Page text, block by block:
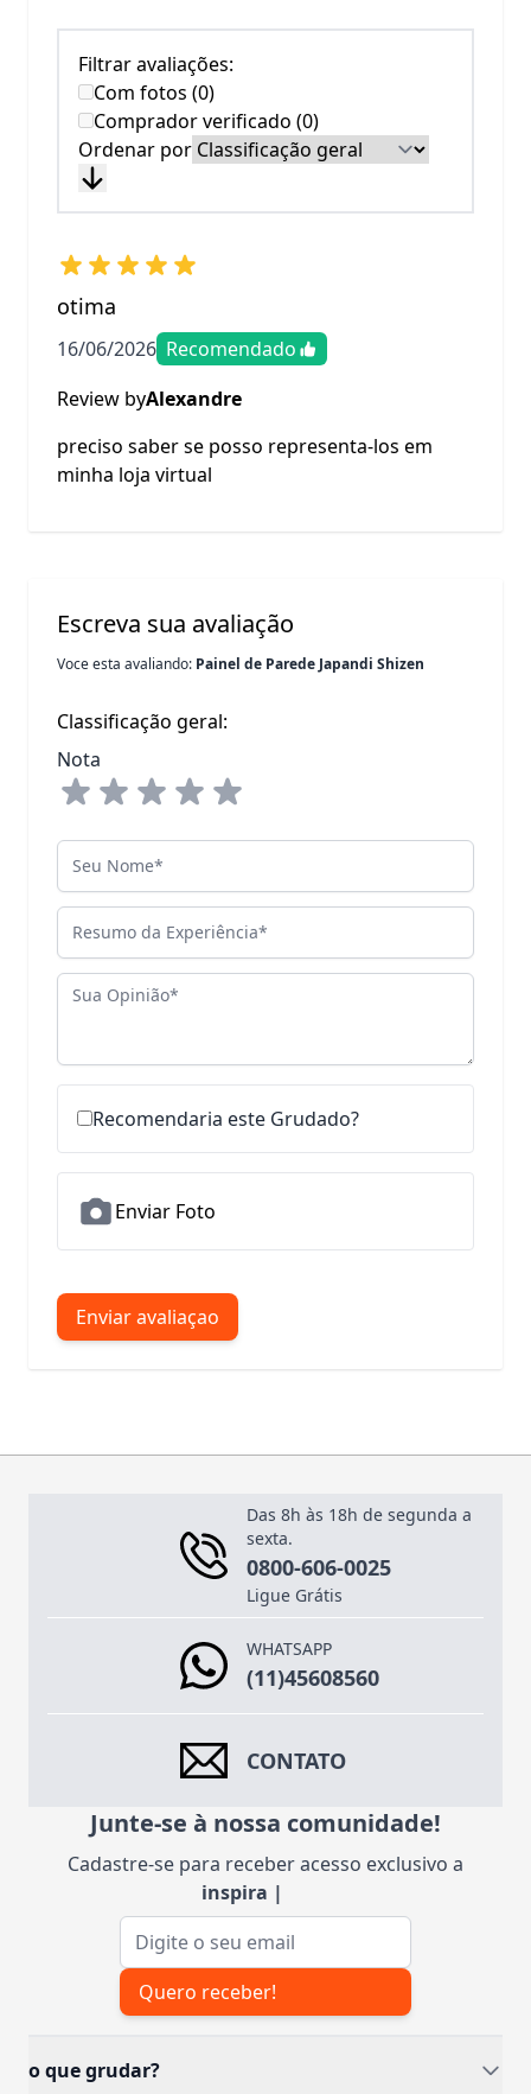
Filtrar avaliações:
Com fotos (0)
Comprador verificado (0)
Ordenar por
otima
16/06/2026 Recomendado
Review byAlexandre
preciso saber se posso representa-los em
minha loja virtual
Escreva sua avaliação
Voce esta avaliando: Painel de Parede Japandi Shizen
Classificação geral:
Nota
Seu Nome
Resumo da Experiência
Sua Opinião
Recomendaria este Grudado?
Enviar Foto
Enviar avaliaçao
Das 8h às 18h de segunda a
sexta.
0800-606-0025
Ligue Grátis
WHATSAPP
(11)45608560
CONTATO
Junte-se à nossa comunidade!
Cadastre-se para receber acesso exclusivo a
inspirações
Endereço de e-mail
Quero receber!
o que grudar?